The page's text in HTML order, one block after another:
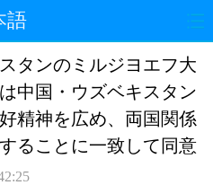
語
治 経済
化 エンタメ
論 写真
タンのミルジヨエフ大
中国・ウズベキスタン
精神を広め、両国関係
ることに一致して同意